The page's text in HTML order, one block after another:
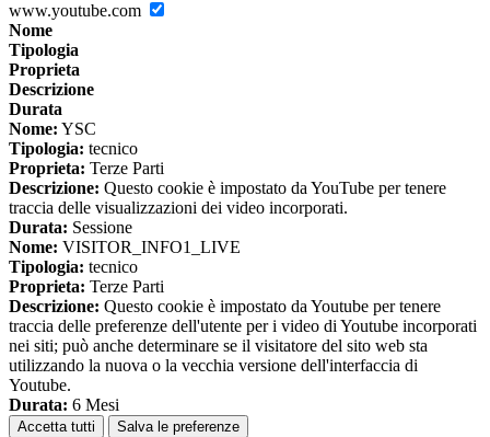
www.youtube.com
Nome
Tipologia
Proprieta
Descrizione
Durata
Nome: YSC
Tipologia: tecnico
Proprieta: Terze Parti
Descrizione: Questo cookie è impostato da YouTube per tenere
traccia delle visualizzazioni dei video incorporati.
Durata: Sessione
Nome: VISITOR_INFO1_LIVE
Tipologia: tecnico
Proprieta: Terze Parti
Descrizione: Questo cookie è impostato da Youtube per tenere
traccia delle preferenze dell'utente per i video di Youtube incorporati
nei siti; può anche determinare se il visitatore del sito web sta
utilizzando la nuova o la vecchia versione dell'interfaccia di
Youtube.
Durata: 6 Mesi
Accetta tutti Salva le preferenze